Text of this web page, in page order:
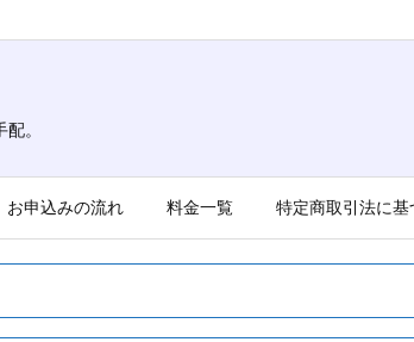
。
お申込みの流れ 料金一覧 特定商取引法に基